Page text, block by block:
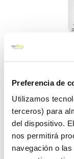
Preferencia de
Utilizamos
terceros) para
del dispositivo.
nos permitirá
navegación o
Energizer
LA PILA
MISMO TIEMPO
TENER QUE
RECARGABLE
de
la
galería
de
imágenes